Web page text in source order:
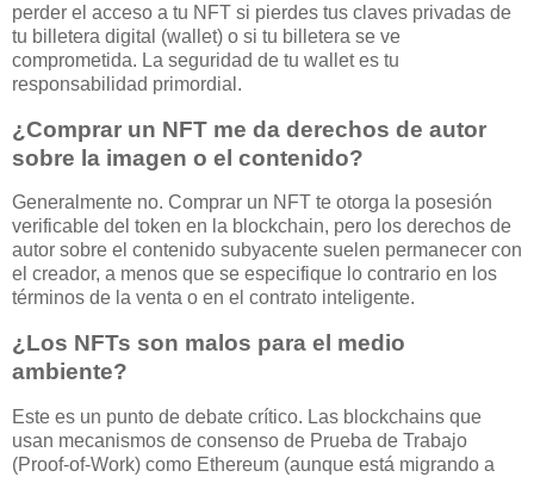
perder el acceso a tu NFT si pierdes tus claves privadas de
tu billetera digital (wallet) o si tu billetera se ve
comprometida. La seguridad de tu wallet es tu
responsabilidad primordial.
¿Comprar un NFT me da derechos de autor
sobre la imagen o el contenido?
Generalmente no. Comprar un NFT te otorga la posesión
verificable del token en la blockchain, pero los derechos de
autor sobre el contenido subyacente suelen permanecer con
el creador, a menos que se especifique lo contrario en los
términos de la venta o en el contrato inteligente.
¿Los NFTs son malos para el medio
ambiente?
Este es un punto de debate crítico. Las blockchains que
usan mecanismos de consenso de Prueba de Trabajo
(Proof-of-Work) como Ethereum (aunque está migrando a